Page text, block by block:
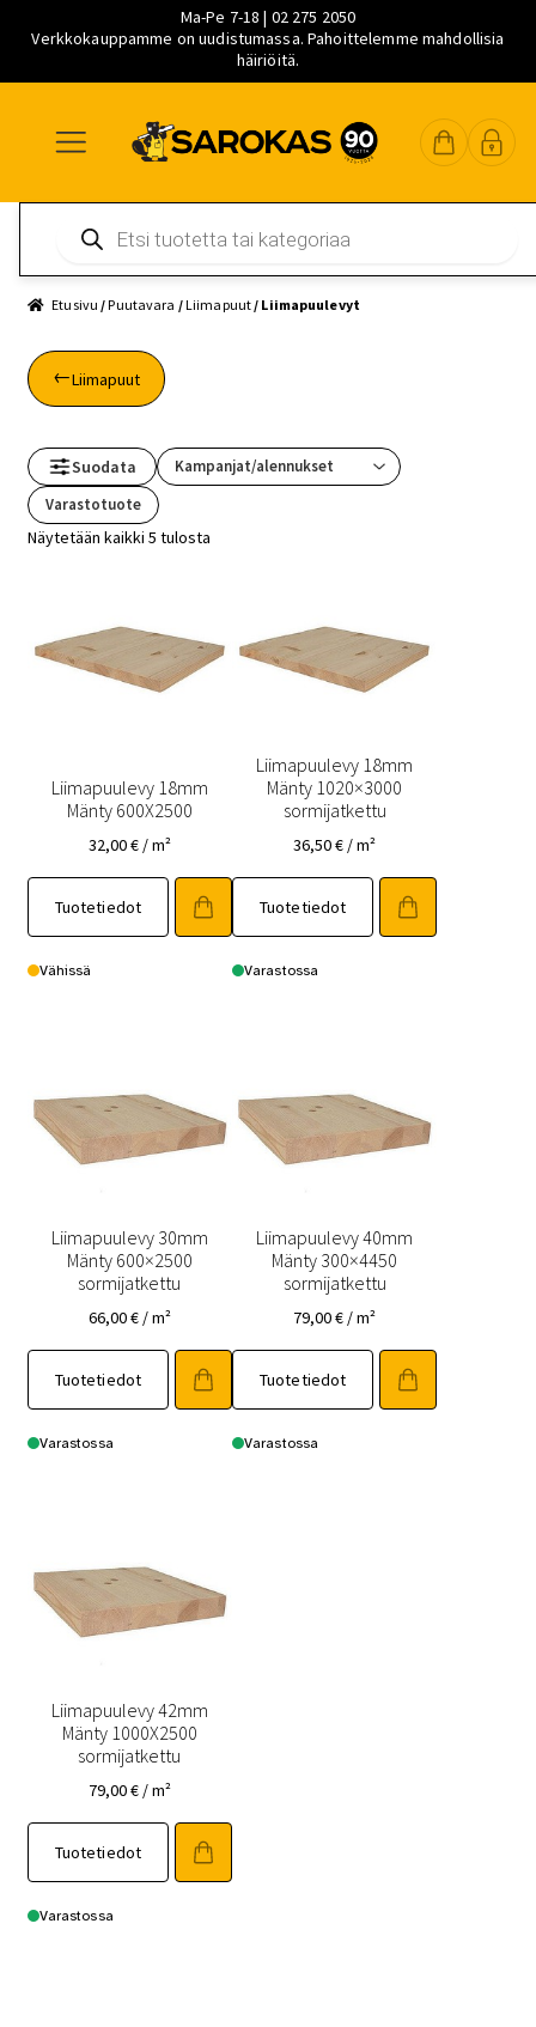
Ma-Pe 7-18 | 02 275 2050
Verkkokauppamme on uudistumassa. Pahoittelemme mahdollisia
häiriöitä.
navigointiin
sisältöön
pääsisältöön
search
Etusivu /Puutavara /Liimapuut / Liimapuulevyt
Liimapuut
Suodata
Varastotuote
Näytetään kaikki 5 tulosta
Liimapuulevy 18mm
Mänty 600X2500
32,00€ / m²
Tuotetiedot
Vähissä
Liimapuulevy 18mm
Mänty 1020×3000
sormijatkettu
36,50€ / m²
Tuotetiedot
Varastossa
Liimapuulevy 30mm
Mänty 600×2500
sormijatkettu
66,00€ / m²
Tuotetiedot
Varastossa
Liimapuulevy 40mm
Mänty 300×4450
sormijatkettu
79,00€ / m²
Tuotetiedot
Varastossa
Liimapuulevy 42mm
Mänty 1000X2500
sormijatkettu
79,00€ / m²
Tuotetiedot
Varastossa